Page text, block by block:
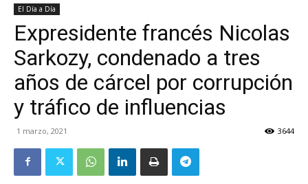
El Día a Día
Expresidente francés Nicolas
Sarkozy, condenado a tres
años de cárcel por corrupción
y tráfico de influencias
1 marzo, 2021 3644